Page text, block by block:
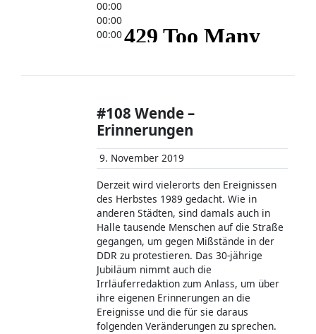
00:00
00:00
00:00
#108 Wende –
Erinnerungen
9. November 2019
Derzeit wird vielerorts den Ereignissen
des Herbstes 1989 gedacht. Wie in
anderen Städten, sind damals auch in
Halle tausende Menschen auf die Straße
gegangen, um gegen Mißstände in der
DDR zu protestieren. Das 30-jährige
Jubiläum nimmt auch die
Irrläuferredaktion zum Anlass, um über
ihre eigenen Erinnerungen an die
Ereignisse und die für sie daraus
folgenden Veränderungen zu sprechen.